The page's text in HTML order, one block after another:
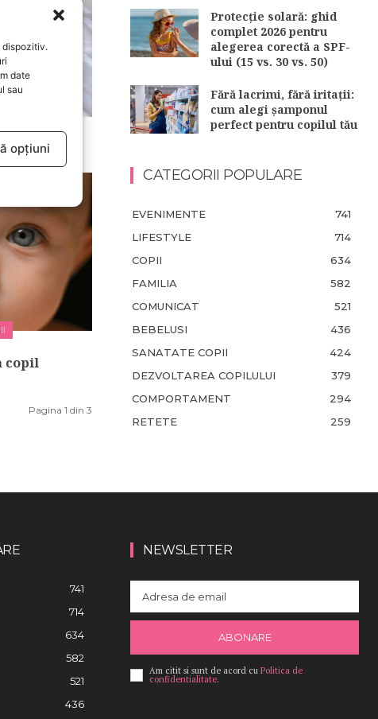
dispozitiv.
date
sau
opțiunilui
copil
Pagina 1 din 3
Protecție solară: ghid
complet 2026 pentru
alegerea corectă a SPF-
ului (15 vs. 30 vs. 50)
Fără lacrimi, fără iritații:
cum alegi șamponul
perfect pentru copilul tău
CATEGORII POPULARE
EVENIMENTE
741
LIFESTYLE
714
COPII
634
FAMILIA
582
COMUNICAT
521
BEBELUSI
436
SANATATE COPII
424
DEZVOLTAREA COPILULUI
379
COMPORTAMENT
294
RETETE
259
741
714
634
582
521
436
NEWSLETTER
ABONARE
Am citit si sunt de acord cu Politica de
confidentialitate.